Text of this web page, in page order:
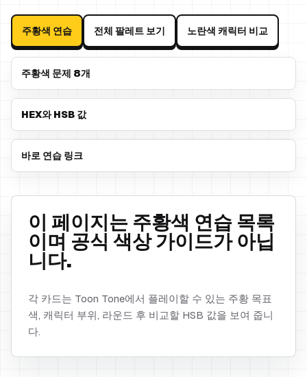
주황색 연습 전체 팔레트 보기 노란색 캐릭터 비교
주황색 문제 8개
HEX와 HSB 값
바로 연습 링크
이 페이지는 주황색 연습 목록
이며 공식 색상 가이드가 아닙
니다.
각 카드는 Toon Tone에서 플레이할 수 있는 주황 목표
색, 캐릭터 부위, 라운드 후 비교할 HSB 값을 보여 줍니
다.